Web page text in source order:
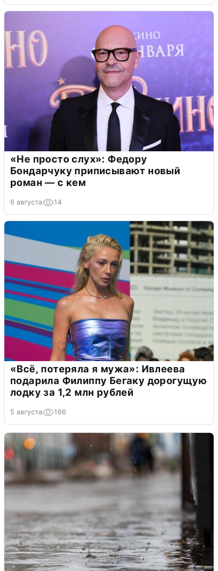
«Не просто слух»: Федору
Бондарчуку приписывают новый
роман — с кем
6 августа 14
«Всё, потеряла я мужа»: Ивлеева
подарила Филиппу Бегаку дорогущую
лодку за 1,2 млн рублей
5 августа 166